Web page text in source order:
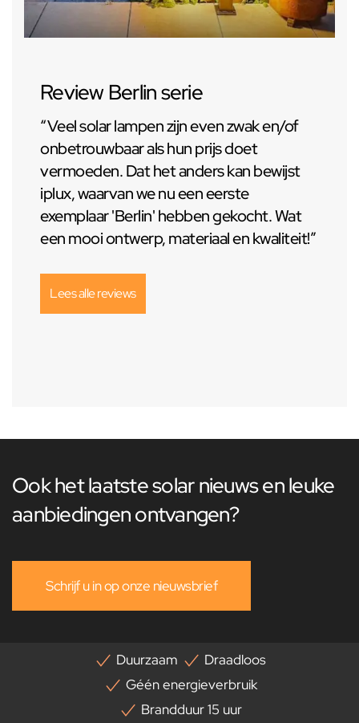
Review Berlin serie
“Veel solar lampen zijn even zwak en/of
onbetrouwbaar als hun prijs doet
vermoeden. Dat het anders kan bewijst
iplux, waarvan we nu een eerste
exemplaar 'Berlin' hebben gekocht. Wat
een mooi ontwerp, materiaal en kwaliteit!”
Lees alle reviews
Ook het laatste solar nieuws en leuke
aanbiedingen ontvangen?
Schrijf u in op onze nieuwsbrief
Duurzaam
Draadloos
Géén energieverbruik
Brandduur 15 uur